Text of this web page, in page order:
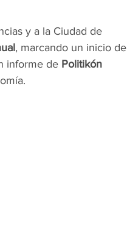
y a la Ciudad de
, marcando un inicio de
informe de Politikón